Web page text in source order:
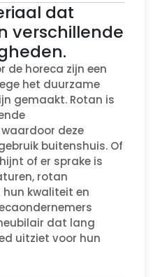
dat
verschillende
de horeca zijn een
het duurzame
gemaakt. Rotan is
deze
buitenshuis. Of
of er sprake is
rotan
kwaliteit en
dat lang
uitziet voor hun